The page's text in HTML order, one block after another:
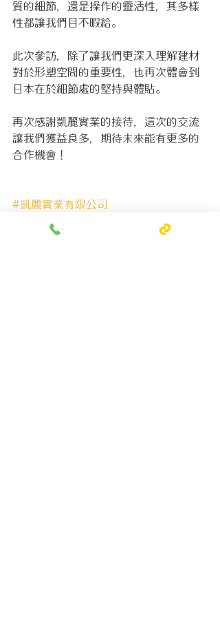
質的細節，還是操作的靈活性，其多樣
性都讓我們目不暇給。
此次參訪，除了讓我們更深入理解建材
對於形塑空間的重要性，也再次體會到
日本在於細節處的堅持與體貼。
再次感謝凱麗實業的接待，這次的交流
讓我們獲益良多，期待未來能有更多的
合作機會！
#凱麗實業有限公司
#日本TOSO